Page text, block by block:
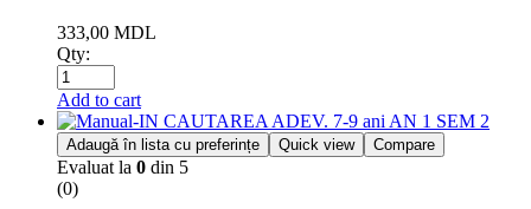
333,00 MDL
Qty:
Add to cart
Adaugă în lista cu preferințe Quick view Compare
Evaluat la 0 din 5
(0)